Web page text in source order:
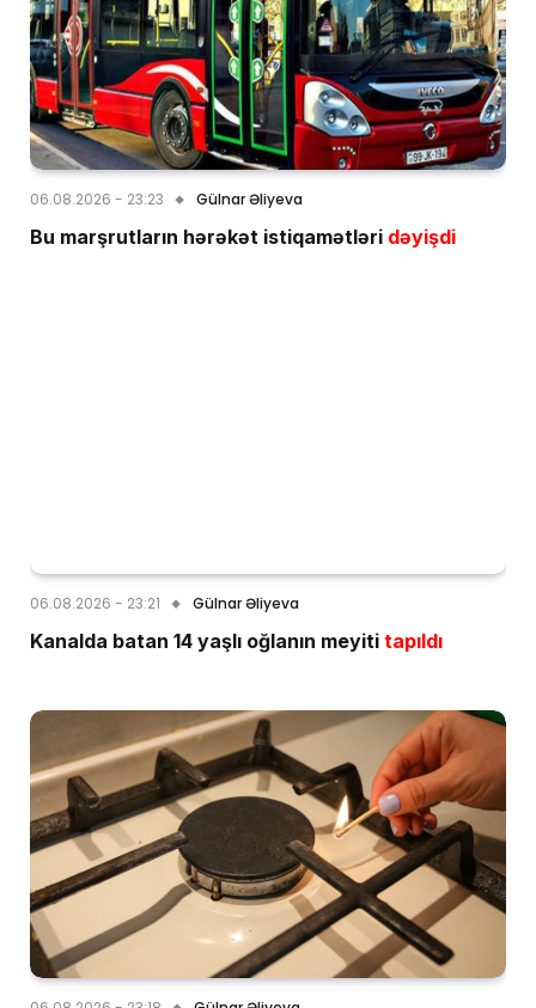
06.08.2026 - 23:23 Gülnar Əliyeva
Bu marşrutların hərəkət istiqamətləri dəyişdi
06.08.2026 - 23:21 Gülnar Əliyeva
Kanalda batan 14 yaşlı oğlanın meyiti tapıldı